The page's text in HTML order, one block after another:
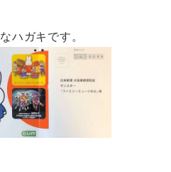
ハガキです。